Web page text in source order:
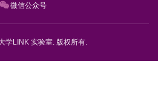
微信公众号
学LINK 实验室. 版权所有.